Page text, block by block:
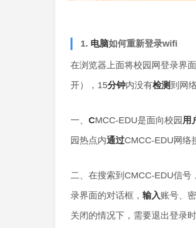
1. 电脑如何重新登录wifi
在浏览器上面将校园网登录界
开），15分钟内没有检测到网
一、 CMCC-EDU是面向校园 用
园热点内通过CMCC-EDU网络
二、在搜索到CMCC-EDU信号
录界面的对话框， 输入账号、
关闭的情况下，需要退出登录